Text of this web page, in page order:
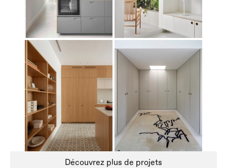
Découvrez plus de projets